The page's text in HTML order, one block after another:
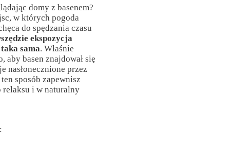
domy z basenem?
w których pogoda
do spędzania czasu
ekspozycja
sama. Właśnie
aby basen znajdował się
nasłonecznione przez
sposób zapewnisz
relaksu i w naturalny